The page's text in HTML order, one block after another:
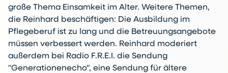
große Thema Einsamkeit im Alter. Weitere Themen,
die Reinhard beschäftigen: Die Ausbildung im
Pflegeberuf ist zu lang und die Betreuungsangebote
müssen verbessert werden. Reinhard moderiert
außerdem bei Radio F.R.E.I. die Sendung
"Generationenecho", eine Sendung für ältere